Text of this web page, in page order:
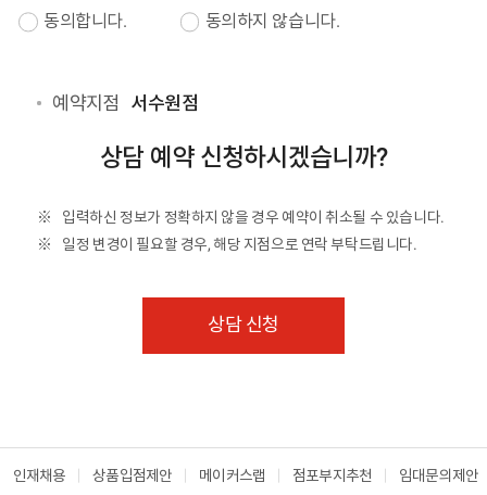
귀하는 개인정보 수집 및 이용에 동의를 거부할 권리가
있으며, 동의를 거부할 경우 서비스 제공이 어려울 수
동의합니다.
동의하지 않습니다.
예약지점 서수원점
상담 예약 신청하시겠습니까?
입력하신 정보가 정확하지 않을 경우 예약이 취소될 수 있습니다.
일정 변경이 필요할 경우, 해당 지점으로 연락 부탁드립니다.
상담 신청
인재채용 상품입점제안 메이커스랩 점포부지추천 임대문의제안